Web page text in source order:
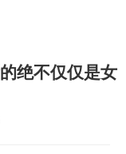
绝不仅仅是女